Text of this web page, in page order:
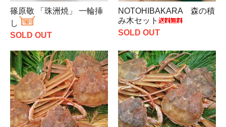
篠原敬 「珠洲焼」 一輪挿
し
SOLD OUT
NOTOHIBAKARA 森の積
み木セット
SOLD OUT